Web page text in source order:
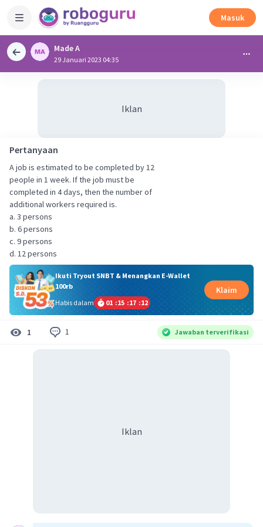
Masuk
Made A
29 Januari 2023 04:35
Iklan
Pertanyaan
A job is estimated to be completed by 12
people in 1 week. If the job must be
completed in 4 days, then the number of
additional workers required is.
a. 3 persons
b. 6 persons
c. 9 persons
d. 12 persons
Ikuti Tryout SNBT & Menangkan E-Wallet
100rb
Habis dalam
01 :15 :17 :12
Klaim
1 1 Jawaban terverifikasi
Iklan